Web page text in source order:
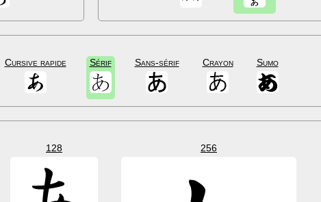
Cursive rapide Sérif Sans-sérif Crayon Sumo
128 256